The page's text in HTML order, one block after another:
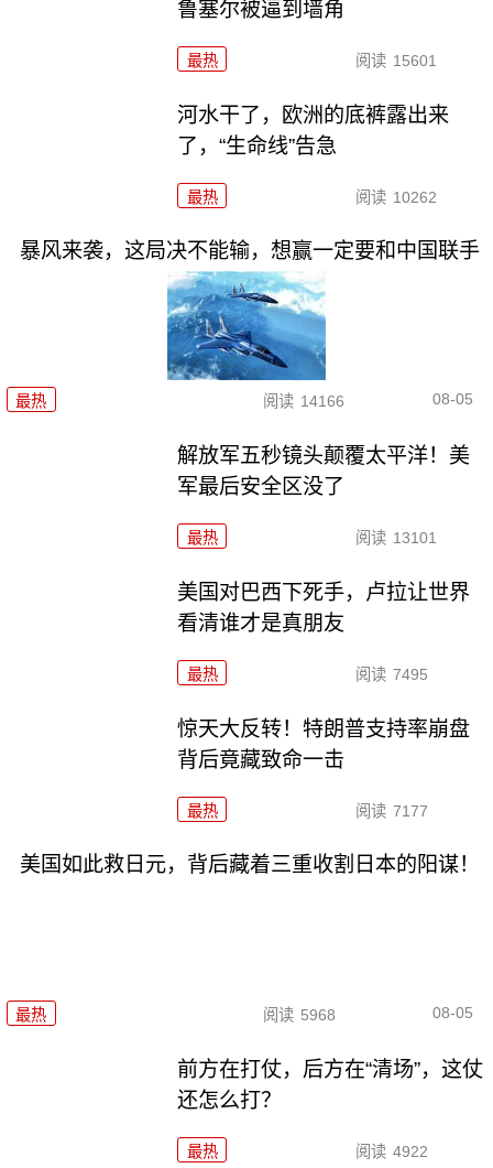
鲁塞尔被逼到墙角
最热 阅读 15601
河水干了，欧洲的底裤露出来
了，“生命线”告急
最热 阅读 10262
暴风来袭，这局决不能输，想赢一定要和中国联手
最热 阅读 14166 08-05
解放军五秒镜头颠覆太平洋！美
军最后安全区没了
最热 阅读 13101
美国对巴西下死手，卢拉让世界
看清谁才是真朋友
最热 阅读 7495
惊天大反转！特朗普支持率崩盘
背后竟藏致命一击
最热 阅读 7177
美国如此救日元，背后藏着三重收割日本的阳谋！
最热 阅读 5968 08-05
前方在打仗，后方在“清场”，这仗
还怎么打？
最热 阅读 4922